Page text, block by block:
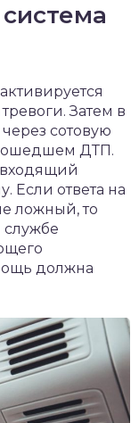
Затем в
сотовую
ДТП.
Если ответа на
ложный, то
должна